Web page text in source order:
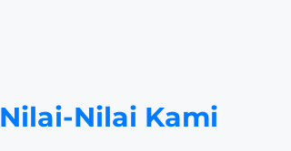
Nilai-Nilai Kami